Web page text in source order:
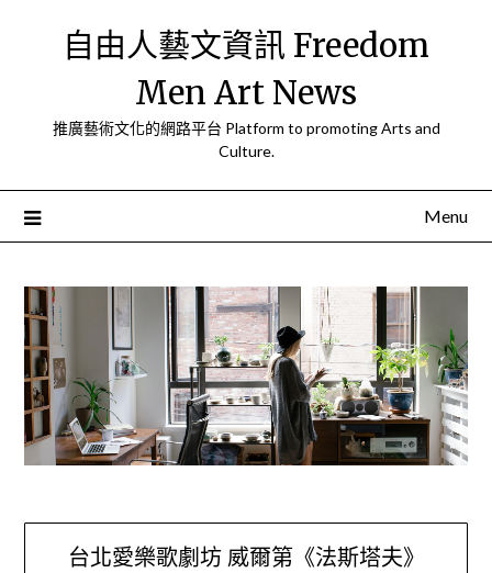
自由人藝文資訊 Freedom
Men Art News
推廣藝術文化的網路平台 Platform to promoting Arts and
Culture.
Menu
台北愛樂歌劇坊 威爾第《法斯塔夫》